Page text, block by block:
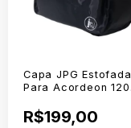
Capa JPG Estofada
Para Acordeon 120
R$199,00